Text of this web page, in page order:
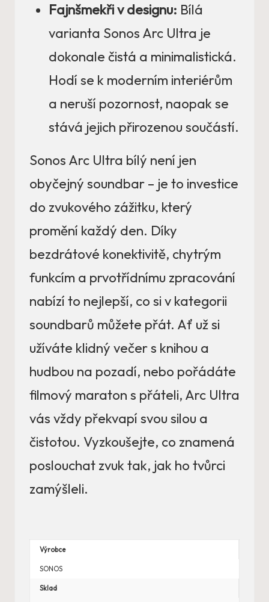
Fajnšmekři v designu: Bílá
varianta Sonos Arc Ultra je
dokonale čistá a minimalistická.
Hodí se k moderním interiérům
a neruší pozornost, naopak se
stává jejich přirozenou součástí.
Sonos Arc Ultra bílý není jen
obyčejný soundbar – je to investice
do zvukového zážitku, který
promění každý den. Díky
bezdrátové konektivitě, chytrým
funkcím a prvotřídnímu zpracování
nabízí to nejlepší, co si v kategorii
soundbarů můžete přát. Ať už si
užíváte klidný večer s knihou a
hudbou na pozadí, nebo pořádáte
filmový maraton s přáteli, Arc Ultra
vás vždy překvapí svou silou a
čistotou. Vyzkoušejte, co znamená
poslouchat zvuk tak, jak ho tvůrci
zamýšleli.
Výrobce
SONOS
Sklad